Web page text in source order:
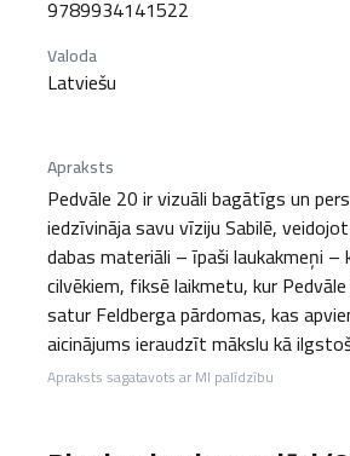
9789934141522
Valoda
Latviešu
Apraksts
Pedvāle 20 ir vizuāli bagātīgs un
iedzīvināja savu vīziju Sabilē,
dabas materiāli – īpaši laukakmeņi
cilvēkiem, fiksē laikmetu, kur
satur Feldberga pārdomas, kas
aicinājums ieraudzīt mākslu kā
Apraksts sagatavots ar MI palīdzību